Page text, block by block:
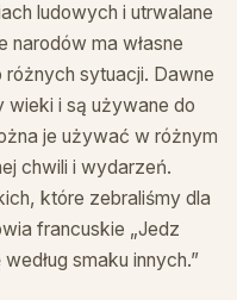
ludowych i utrwalane
narodów ma własne
różnych sytuacji. Dawne
wieki i są używane do
je używać w różnym
chwili i wydarzeń.
które zebraliśmy dla
francuskie „Jedz
smaku innych.”